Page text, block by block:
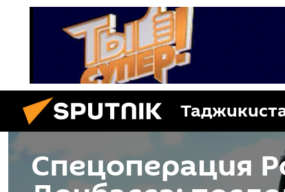
Спецоперация